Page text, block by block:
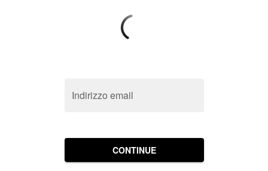
Indirizzo email
CONTINUE